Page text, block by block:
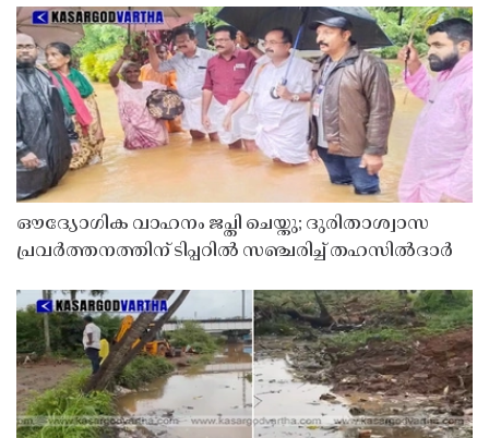
ഔദ്യോഗിക വാഹനം ജപ്തി ചെയ്തു; ദുരിതാശ്വാസ
പ്രവർത്തനത്തിന് ടിപ്പറിൽ സഞ്ചരിച്ച് തഹസിൽദാർ